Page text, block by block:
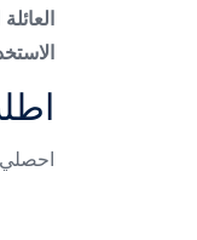
احصلي الآن على